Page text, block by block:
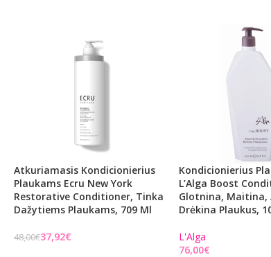
Atkuriamasis Kondicionierius
Plaukams Ecru New York
Restorative Conditioner, Tinka
Dažytiems Plaukams, 709 Ml
48,00€37,92€
Kondicionierius
L’Alga Boost
Glotnina,
Drėkina Plaukus,
L'Alga
€